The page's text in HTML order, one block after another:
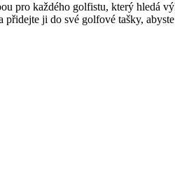
pro každého golfistu, který hledá
ji do své golfové tašky,